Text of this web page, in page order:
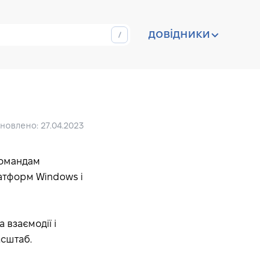
довідники
27.04.2023
Windows і
і